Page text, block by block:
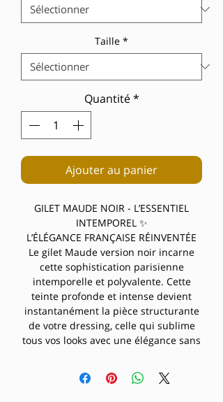
Taille *
Quantité *
Ajouter au panier
GILET MAUDE NOIR - L’ESSENTIEL
INTEMPOREL ✨
L’ÉLÉGANCE FRANÇAISE RÉINVENTÉE
Le gilet Maude version noir incarne
cette sophistication parisienne
intemporelle et polyvalente. Cette
teinte profonde et intense devient
instantanément la pièce structurante
de votre dressing, celle qui sublime
tous vos looks avec une élégance sans
CARACTÉRISTIQUES TECHNIQUES
La forme qui sublime :